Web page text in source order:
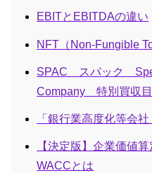
EBITとEBITDAの違い
NFT（Non-Fungible
SPAC スパック
Company 特別買収
「銀行業高度化等会
【決定版】企業価値
WACCとは